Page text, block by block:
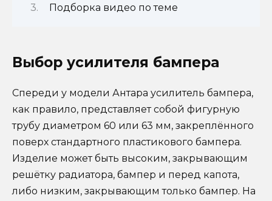
Подборка видео по теме
Выбор усилителя бампера
Спереди у модели Антара усилитель бампера,
как правило, представляет собой фигурную
трубу диаметром 60 или 63 мм, закреплённого
поверх стандартного пластикового бампера.
Изделие может быть высоким, закрывающим
решётку радиатора, бампер и перед капота,
либо низким, закрывающим только бампер. На